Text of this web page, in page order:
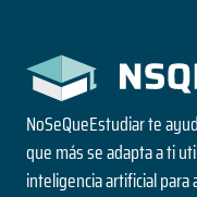
NoSeQueEstudiar te
que más se adapta a ti
inteligencia artificial